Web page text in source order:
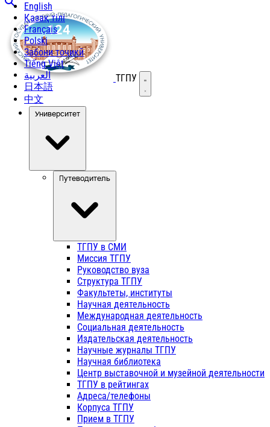
English
Қазақ тілі
Français
Polski
Забони тоҷикӣ
Tiếng Việt
العربية
日本語
中文
ТГПУ Открыть меню
Университет
Путеводитель
ТГПУ в СМИ
Миссия ТГПУ
Руководство вуза
Структура ТГПУ
Факультеты, институты
Научная деятельность
Международная деятельность
Социальная деятельность
Издательская деятельность
Научные журналы ТГПУ
Научная библиотека
Центр выставочной и музейной деятельности
ТГПУ в рейтингах
Адреса/телефоны
Корпуса ТГПУ
Прием в ТГПУ